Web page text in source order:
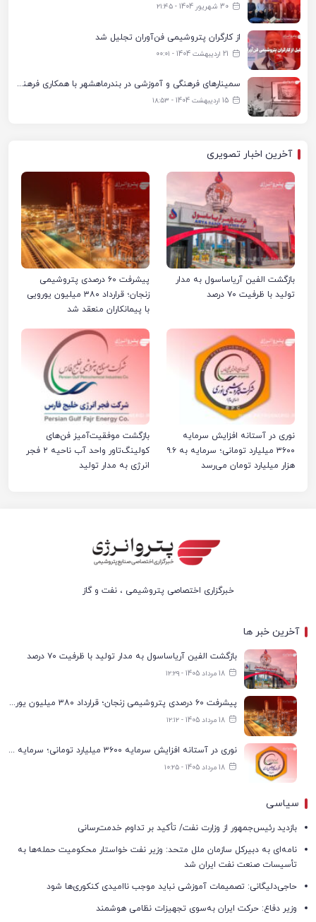
30 شهریور 1404 - ۲۱:۴۵
از کارگران پتروشیمی فن‌آوران تجلیل شد
21 اردیبهشت 1404 - ۰۰:۰۱
سمینارهای فرهنگی و آموزشی در بندرماهشهر با همکاری فرهنگ‌سرای پتروشیمی مارون
15 اردیبهشت 1404 - ۱۸:۵۳
آخرین اخبار تصویری
بازگشت الفین آریاساسول به مدار
تولید با ظرفیت ۷۰ درصد
پیشرفت ۶۰ درصدی پتروشیمی
زنجان؛ قرارداد ۳۸۰ میلیون یورویی
با پیمانکاران منعقد شد
نوری در آستانه افزایش سرمایه
۳۶۰۰ میلیارد تومانی؛ سرمایه به ۹.۶
هزار میلیارد تومان می‌رسد
بازگشت موفقیت‌آمیز فن‌های
کولینگ‌تاور واحد آب ناحیه ۲ فجر
انرژی به مدار تولید
خبرگزاری اختصاصی پتروشیمی ، نفت و گاز
آخرین خبر ها
بازگشت الفین آریاساسول به مدار تولید با ظرفیت ۷۰ درصد
18 مرداد 1405 - ۱۲:۲۹
پیشرفت ۶۰ درصدی پتروشیمی زنجان؛ قرارداد ۳۸۰ میلیون یورویی با پیمانکاران منعقد شد
18 مرداد 1405 - ۱۲:۱۲
نوری در آستانه افزایش سرمایه ۳۶۰۰ میلیارد تومانی؛ سرمایه به ۹.۶ هزار میلیارد تومان می‌رسد
18 مرداد 1405 - ۱۰:۲۵
سیاسی
بازدید رئیس‌جمهور از وزارت نفت/ تأکید بر تداوم خدمت‌رسانی
نامه‌ای به دبیرکل سازمان ملل متحد: وزیر نفت خواستار محکومیت حمله‌ها به
تأسیسات صنعت نفت ایران شد
حاجی‌دلیگانی: تصمیمات آموزشی نباید موجب ناامیدی کنکوری‌ها شود
وزیر دفاع: حرکت ایران به‌سوی تجهیزات نظامی هوشمند